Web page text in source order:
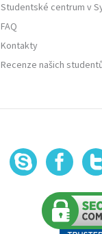
Studentské centrum v
FAQ
Kontakty
Recenze našich